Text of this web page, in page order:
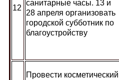
12
санитарные часы. 13 и
28 апреля организовать
городской субботник по
благоустройству
Провести косметический